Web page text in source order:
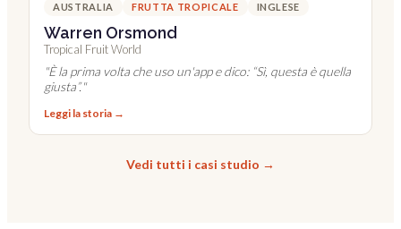
AUSTRALIA FRUTTA TROPICALE INGLESE
Warren Orsmond
Tropical Fruit World
"È la prima volta che uso un'app e dico: “Sì, questa è quella
giusta”."
Leggi la storia →
Vedi tutti i casi studio →